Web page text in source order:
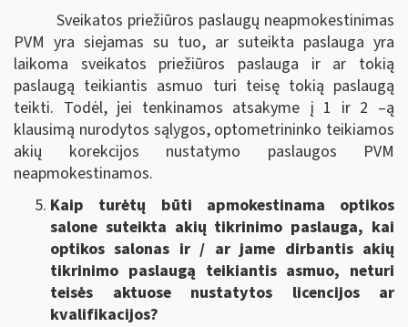
Sveikatos priežiūros paslaugų neapmokestinimas
PVM yra siejamas su tuo, ar suteikta paslauga yra
laikoma sveikatos priežiūros paslauga ir ar tokią
paslaugą teikiantis asmuo turi teisę tokią paslaugą
teikti. Todėl, jei tenkinamos atsakyme į 1 ir 2 –ą
klausimą nurodytos sąlygos, optometrininko teikiamos
akių korekcijos nustatymo paslaugos PVM
neapmokestinamos.
Kaip turėtų būti apmokestinama optikos
salone suteikta akių tikrinimo paslauga, kai
optikos salonas ir / ar jame dirbantis akių
tikrinimo paslaugą teikiantis asmuo, neturi
teisės aktuose nustatytos licencijos ar
kvalifikacijos?